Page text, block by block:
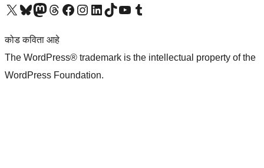
आमच्या X (एक्स) (पूर्वीचे ट्विटर) खात्याला भेट द्या आमच्या ब्लूस्की खात्याला भेट द्या.आमच्या Mastodon खात्याला भेट द्या.आमच्या थ्रेड्स खात्याला भेट द्या. आमच्या फेसबुक पेजला भेट द्या आमच्या इंस्टाग्राम खात्याला भेट द्या आमच्या लिंक्डइन खात्याला भेट द्या आमच्या टिकटॉक अकाउंटला भेट द्या.आमच्या यूट्यूब चॅनेलला भेट द्या आमच्या टंबलर खात्याला भेट द्या.
कोड कविता आहे
The WordPress® trademark is the intellectual property of the
WordPress Foundation.